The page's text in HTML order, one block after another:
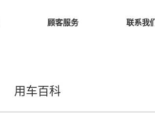
顾客服务 联系我们
用车百科